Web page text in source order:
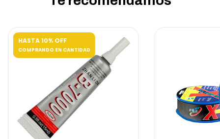
HASTA 10% OFF
COMPRANDO EN CANTIDAD